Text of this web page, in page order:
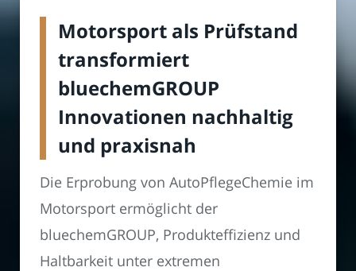
Motorsport als Prüfstand
transformiert
bluechemGROUP
Innovationen nachhaltig
und praxisnah
Die Erprobung von AutoPflegeChemie im
Motorsport ermöglicht der
bluechemGROUP, Produkteffizienz und
Haltbarkeit unter extremen